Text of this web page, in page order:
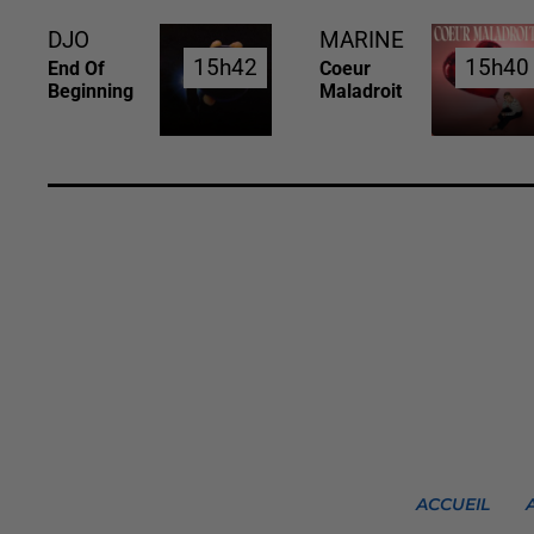
DJO
End Of
Beginning
15h42
15h42
MARINE
Coeur
Maladroit
15h40
15h40
ACCUEIL